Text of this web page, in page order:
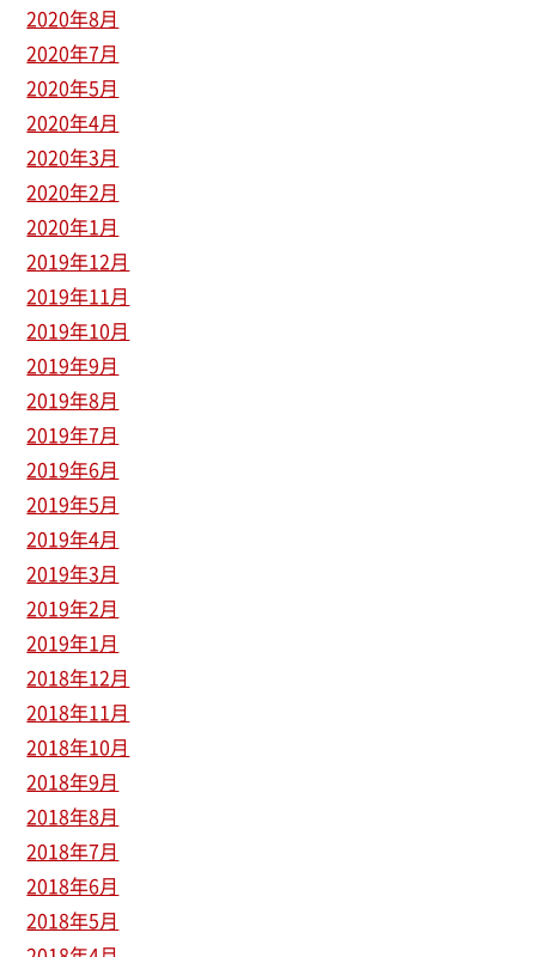
2020年8月
2020年7月
2020年5月
2020年4月
2020年3月
2020年2月
2020年1月
2019年12月
2019年11月
2019年10月
2019年9月
2019年8月
2019年7月
2019年6月
2019年5月
2019年4月
2019年3月
2019年2月
2019年1月
2018年12月
2018年11月
2018年10月
2018年9月
2018年8月
2018年7月
2018年6月
2018年5月